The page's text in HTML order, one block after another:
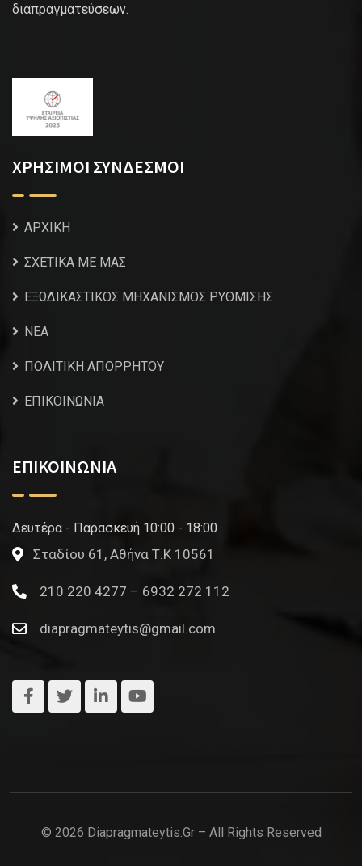
διαπραγματεύσεων.
ΧΡΗΣΙΜΟΙ ΣΥΝΔΕΣΜΟΙ
ΑΡΧΙΚΗ
ΣΧΕΤΙΚΑ ΜΕ ΜΑΣ
ΕΞΩΔΙΚΑΣΤΙΚΟΣ ΜΗΧΑΝΙΣΜΟΣ ΡΥΘΜΙΣΗΣ
NEA
ΠΟΛΙΤΙΚΗ ΑΠΟΡΡΗΤΟΥ
ΕΠΙΚΟΙΝΩΝΙΑ
ΕΠΙΚΟΙΝΩΝΙΑ
Δευτέρα - Παρασκευή 10:00 - 18:00
Σταδίου 61, Αθήνα Τ.Κ 10561
210 220 4277 – 6932 272 112
diapragmateytis@gmail.com
© 2026 Diapragmateytis.gr – All Rights Reserved